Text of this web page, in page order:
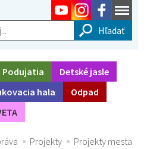
Podujatia
Detské jasle
hala
Odpad
Projekty
Projekty mesta